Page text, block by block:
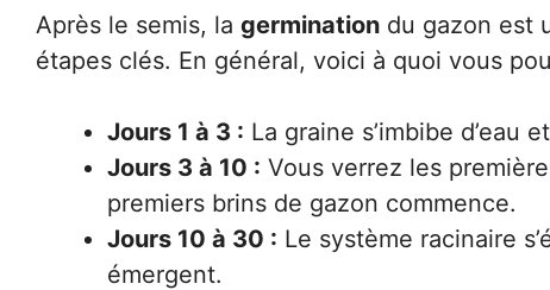
Après le semis, la germination du gazon est
étapes clés. En général, voici à quoi vous
Jours 1 à 3 : La graine s’imbibe d’eau
Jours 3 à 10 : Vous verrez les
premiers brins de gazon commence.
Jours 10 à 30 : Le système racinaire
émergent.